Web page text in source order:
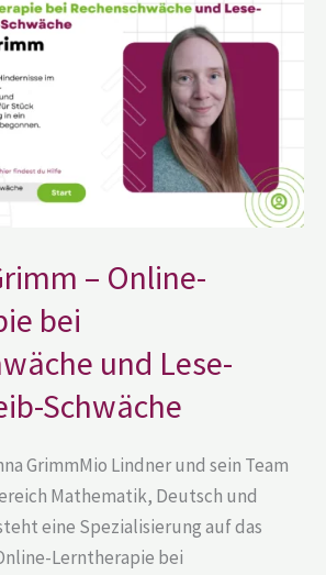
– Online-
bei
und Lese-
Schwäche
GrimmMio Lindner und sein Team
Mathematik, Deutsch und
eine Spezialisierung auf das
Lerntherapie bei